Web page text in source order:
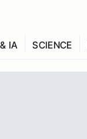
IA SCIENCE